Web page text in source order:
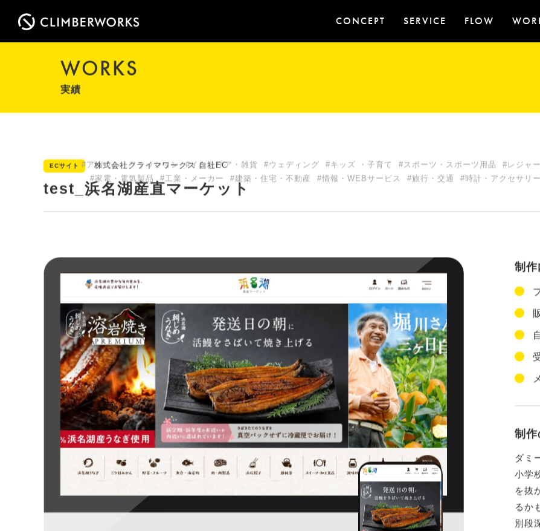
CONCEPT SERVICE FLOW
WORKS
実績
ECサイト 株式会社クライマワークス 自社EC
test_浜名湖産直マーケット
#アパレル・ファッション #インテリア・雑貨 #ウェディング #キッズ ・子育て #スポーツ・スポーツ用品 #レジャ
#家電・電気製品
#工業・メーカー #建築・住宅・不動産 #情報・WEBサービス #旅行・交通 #時計・アクセサリー
制作
制作
ダミ
小学
を抜
るか
別段